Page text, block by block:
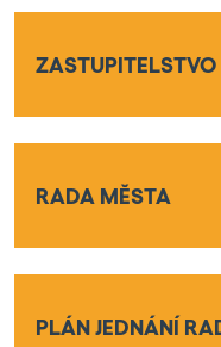
ZASTUPITELSTVO
RADA MĚSTA
PLÁN JEDNÁNÍ